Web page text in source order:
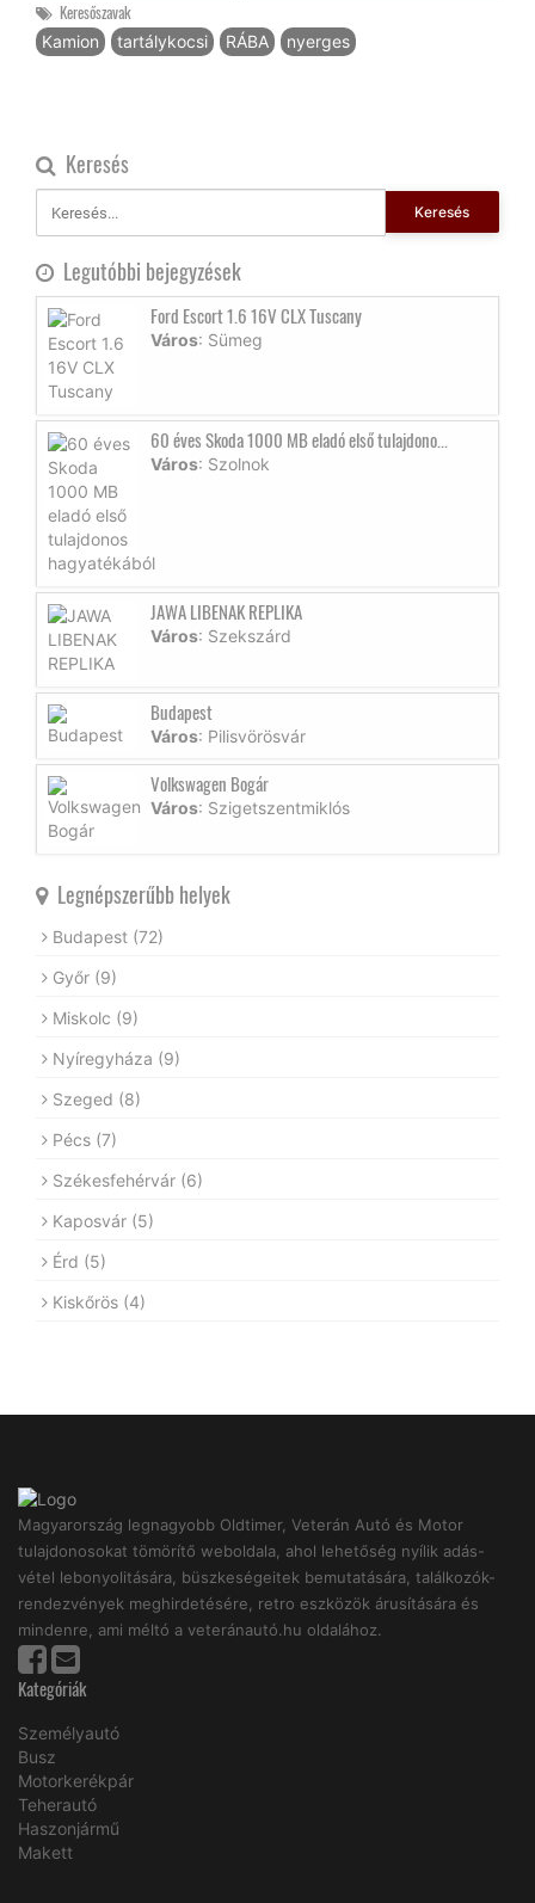
Keresőszavak
Kamion tartálykocsi RÁBA nyerges
Keresés
Keresés
Legutóbbi bejegyzések
Ford Escort 1.6 16V CLX Tuscany
Város: Sümeg
60 éves Skoda 1000 MB eladó első tulajdono...
Város: Szolnok
JAWA LIBENAK REPLIKA
Város: Szekszárd
Budapest
Város: Pilisvörösvár
Volkswagen Bogár
Város: Szigetszentmiklós
Legnépszerűbb helyek
Budapest (72)
Győr (9)
Miskolc (9)
Nyíregyháza (9)
Szeged (8)
Pécs (7)
Székesfehérvár (6)
Kaposvár (5)
Érd (5)
Kiskőrös (4)
Magyarország legnagyobb Oldtimer, Veterán Autó és Motor
tulajdonosokat tömörítő weboldala, ahol lehetőség nyílik adás-
vétel lebonyolitására, büszkeségeitek bemutatására, találkozók-
rendezvények meghirdetésére, retro eszközök árusítására és
mindenre, ami méltó a veteránautó.hu oldalához.
Kategóriák
Személyautó
Busz
Motorkerékpár
Teherautó
Haszonjármű
Makett